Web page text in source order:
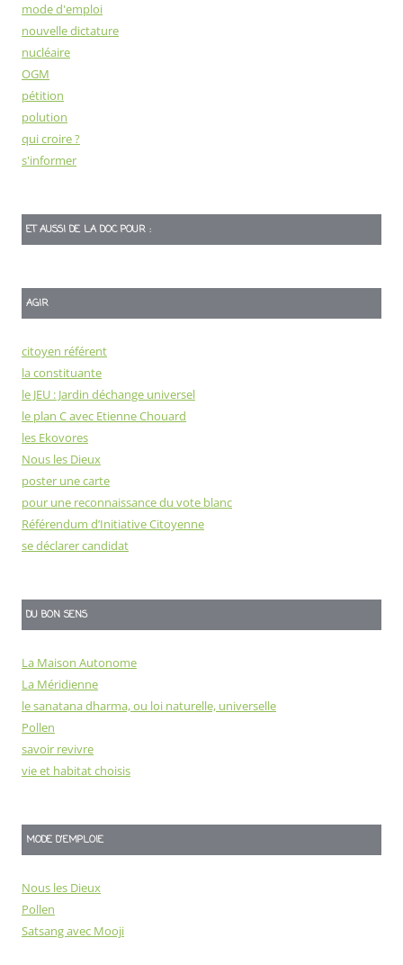
mode d'emploi
nouvelle dictature
nucléaire
OGM
pétition
polution
qui croire ?
s'informer
ET AUSSI DE LA DOC POUR :
AGIR
citoyen référent
la constituante
le JEU : Jardin déchange universel
le plan C avec Etienne Chouard
les Ekovores
Nous les Dieux
poster une carte
pour une reconnaissance du vote blanc
Référendum d’Initiative Citoyenne
se déclarer candidat
DU BON SENS
La Maison Autonome
La Méridienne
le sanatana dharma, ou loi naturelle, universelle
Pollen
savoir revivre
vie et habitat choisis
MODE D'EMPLOIE
Nous les Dieux
Pollen
Satsang avec Mooji